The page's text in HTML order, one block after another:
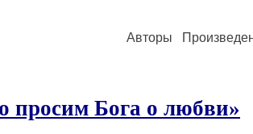
Авторы
просим Бога о любви»